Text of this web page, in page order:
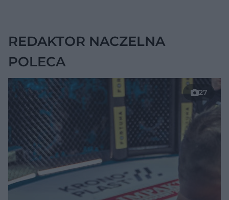
REDAKTOR NACZELNA
POLECA
27